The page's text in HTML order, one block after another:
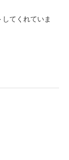
てくれていま